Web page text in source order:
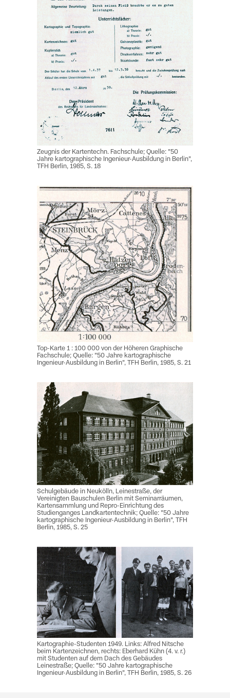
Zeugnis der Kartentechn. Fachschule; Quelle: "50
Jahre kartographische Ingenieur-Ausbildung in Berlin",
TFH Berlin, 1985, S. 18
Top-Karte 1 : 100 000 von der Höheren Graphische
Fachschule; Quelle: "50 Jahre kartographische
Ingenieur-Ausbildung in Berlin", TFH Berlin, 1985, S. 21
Schulgebäude in Neukölln, Leinestraße, der
Vereinigten Bauschulen Berlin mit Seminarräumen,
Kartensammlung und Repro-Einrichtung des
Studienganges Landkartentechnik; Quelle: "50 Jahre
kartographische Ingenieur-Ausbildung in Berlin", TFH
Berlin, 1985, S. 25
Kartographie-Studenten 1949. Links: Alfred Nitsche
beim Kartenzeichnen, rechts: Eberhard Kühn (4. v. r.)
mit Studenten auf dem Dach des Gebäudes
Leinestraße; Quelle: "50 Jahre kartographische
Ingenieur-Ausbildung in Berlin", TFH Berlin, 1985, S. 26